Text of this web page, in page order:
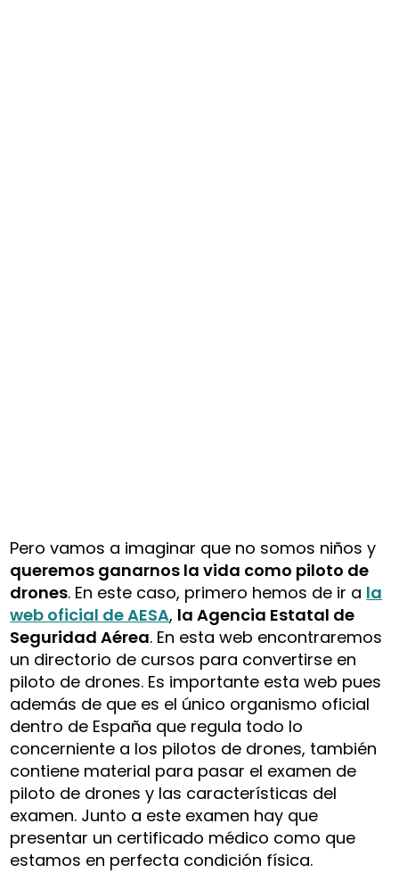
Pero vamos a imaginar que no somos niños y
queremos ganarnos la vida como piloto de
drones. En este caso, primero hemos de ir a la
web oficial de AESA, la Agencia Estatal de
Seguridad Aérea. En esta web encontraremos
un directorio de cursos para convertirse en
piloto de drones. Es importante esta web pues
además de que es el único organismo oficial
dentro de España que regula todo lo
concerniente a los pilotos de drones, también
contiene material para pasar el examen de
piloto de drones y las características del
examen. Junto a este examen hay que
presentar un certificado médico como que
estamos en perfecta condición física.